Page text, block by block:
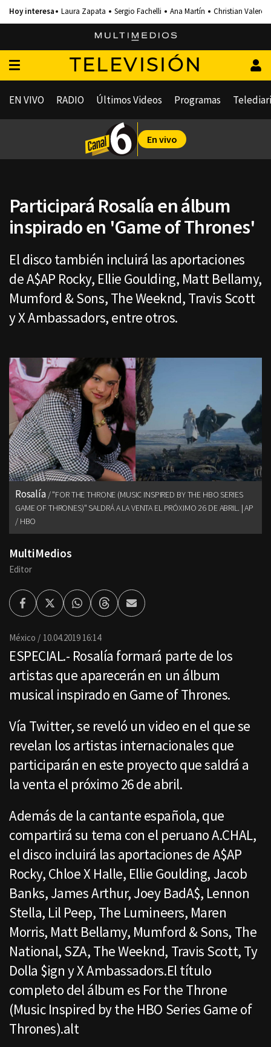
Laura Zapata Sergio Fachelli Ana Martín Christian Valero
TELEVISIÓN
EN VIVO RADIO Últimos Videos Programas
En vivo
Participará Rosalía en álbum
inspirado en 'Game of Thrones'
El disco también incluirá las aportaciones
de A$AP Rocky, Ellie Goulding, Matt Bellamy,
Mumford & Sons, The Weeknd, Travis Scott
y X Ambassadors, entre otros.
Rosalía
"FOR THE THRONE (MUSIC INSPIRED BY THE HBO SERIES
GAME OF THRONES)" SALDRÁ A LA VENTA EL PRÓXIMO 26 DE ABRIL. | AP
/ HBO
MultiMedios
Editor
FacebookTwitterWhatsappThreadsEnviar
por
México 10.04.2019 16:14
ESPECIAL.- Rosalía formará parte de los
artistas que aparecerán en un álbum
musical inspirado en Game of Thrones.
Vía Twitter, se reveló un video en el que se
revelan los artistas internacionales que
participarán en este proyecto que saldrá a
la venta el próximo 26 de abril.
Además de la cantante española, que
compartirá su tema con el peruano A.CHAL,
el disco incluirá las aportaciones de A$AP
Rocky, Chloe X Halle, Ellie Goulding, Jacob
Banks, James Arthur, Joey BadA$, Lennon
Stella, Lil Peep, The Lumineers, Maren
Morris, Matt Bellamy, Mumford & Sons, The
National, SZA, The Weeknd, Travis Scott, Ty
Dolla $ign y X Ambassadors.El título
completo del álbum es For the Throne
(Music Inspired by the HBO Series Game of
Thrones).alt